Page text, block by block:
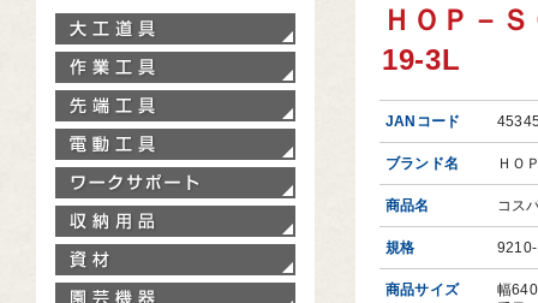
ＨＯＰ－
19-3L
JANコード
ブランド名 ＨＯ
商品名 コス
規格
商品サイズ
幅